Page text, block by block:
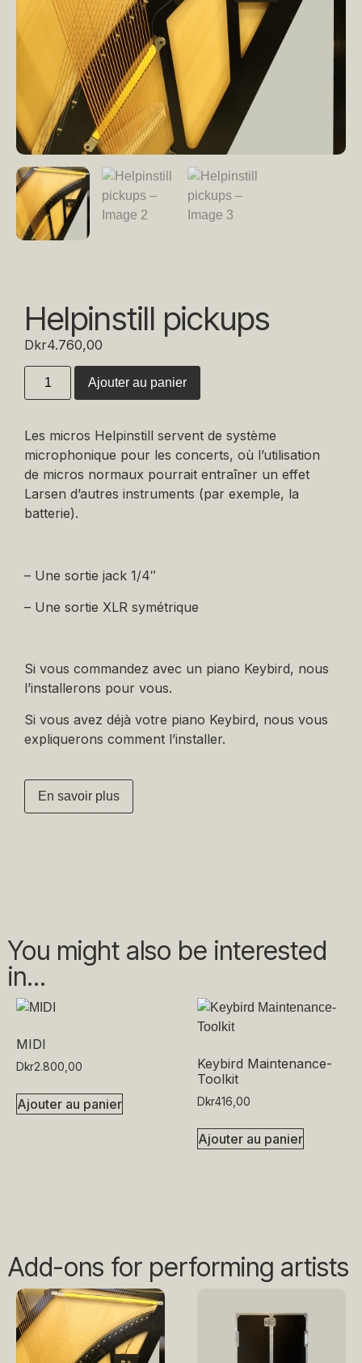
Helpinstill pickups
Dkr4.760,00
Ajouter au panier
Les micros Helpinstill servent de système
microphonique pour les concerts, où l’utilisation
de micros normaux pourrait entraîner un effet
Larsen d’autres instruments (par exemple, la
batterie).
– Une sortie jack 1/4″
– Une sortie XLR symétrique
Si vous commandez avec un piano Keybird, nous
l’installerons pour vous.
Si vous avez déjà votre piano Keybird, nous vous
expliquerons comment l’installer.
En savoir plus
You might also be interested
in...
MIDI
Dkr2.800,00
Ajouter au panier
Keybird Maintenance-
Toolkit
Dkr416,00
Ajouter au panier
Add-ons for performing artists